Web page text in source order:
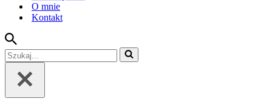
O mnie
Kontakt
Szukaj...